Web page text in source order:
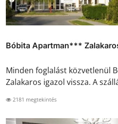
Bóbita Apartman***
Minden foglalást közvetlenül
Zalakaros igazol vissza. A
2181 megtekintés